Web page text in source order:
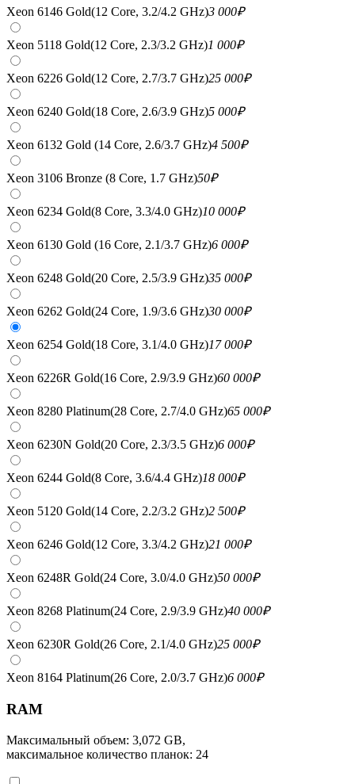
Xeon 6146 Gold(12 Core, 3.2/4.2 GHz)3 000₽
Xeon 5118 Gold(12 Core, 2.3/3.2 GHz)1 000₽
Xeon 6226 Gold(12 Core, 2.7/3.7 GHz)25 000₽
Xeon 6240 Gold(18 Core, 2.6/3.9 GHz)5 000₽
Xeon 6132 Gold (14 Core, 2.6/3.7 GHz)4 500₽
Xeon 3106 Bronze (8 Core, 1.7 GHz)50₽
Xeon 6234 Gold(8 Core, 3.3/4.0 GHz)10 000₽
Xeon 6130 Gold (16 Core, 2.1/3.7 GHz)6 000₽
Xeon 6248 Gold(20 Core, 2.5/3.9 GHz)35 000₽
Xeon 6262 Gold(24 Core, 1.9/3.6 GHz)30 000₽
Xeon 6254 Gold(18 Core, 3.1/4.0 GHz)17 000₽
Xeon 6226R Gold(16 Core, 2.9/3.9 GHz)60 000₽
Xeon 8280 Platinum(28 Core, 2.7/4.0 GHz)65 000₽
Xeon 6230N Gold(20 Core, 2.3/3.5 GHz)6 000₽
Xeon 6244 Gold(8 Core, 3.6/4.4 GHz)18 000₽
Xeon 5120 Gold(14 Core, 2.2/3.2 GHz)2 500₽
Xeon 6246 Gold(12 Core, 3.3/4.2 GHz)21 000₽
Xeon 6248R Gold(24 Core, 3.0/4.0 GHz)50 000₽
Xeon 8268 Platinum(24 Core, 2.9/3.9 GHz)40 000₽
Xeon 6230R Gold(26 Core, 2.1/4.0 GHz)25 000₽
Xeon 8164 Platinum(26 Core, 2.0/3.7 GHz)6 000₽
RAM
Максимальный объем: 3,072 GB,
максимальное количество планок: 24